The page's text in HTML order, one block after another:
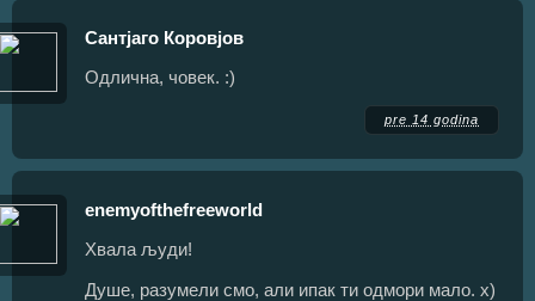
Сантјаго Коровјов
Одлична, човек. :)
pre 14 godina
enemyofthefreeworld
Хвала људи!
Душе, разумели смо, али ипак ти одмори мало. х)